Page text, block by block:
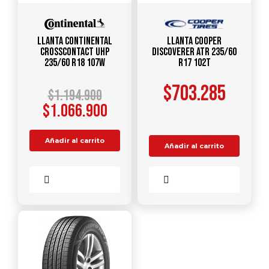
Llanta CONTINENTAL
CrossContact UHP
235/60 R18 107W
$1.194.900
$1.066.900
Añadir al carrito
Llanta COOPER
Discoverer ATR 235/60
R17 102T
$703.285
Añadir al carrito